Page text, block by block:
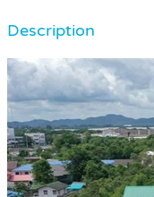
Description